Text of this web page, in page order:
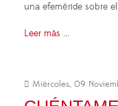
una efeméride sobre
Leer más ...
Miércoles, 09